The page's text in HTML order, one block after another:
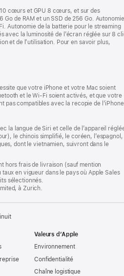
10 cœurs et GPU 8 cœurs, et sur des
de RAM et un SSD de 256 Go. Autonomie
Autonomie de la batterie pour le streaming
avec la luminosité de l’écran réglée sur 8
et de l’utilisation. Pour en savoir plus,
que votre iPhone et votre Mac soient
et le Wi-Fi soient activés, et que votre
pas compatibles avec la recopie de
la langue de Siri et celle de l’appareil
le chinois simplifié, le coréen, l’espagnol,
dont le vietnamien, suivront dans le
hors frais de livraison (sauf mention
en vigueur dans le pays où Apple Sales
sélectionnés.
à Zurich.
Valeurs d’Apple
Environnement
Confidentialité
Chaîne logistique